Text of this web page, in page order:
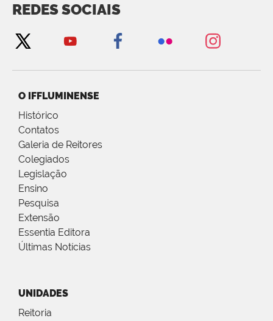
REDES SOCIAIS
O IFFLUMINENSE
Histórico
Contatos
Galeria de Reitores
Colegiados
Legislação
Ensino
Pesquisa
Extensão
Essentia Editora
Últimas Notícias
UNIDADES
Reitoria